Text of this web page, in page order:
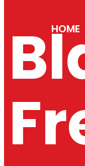
HOME